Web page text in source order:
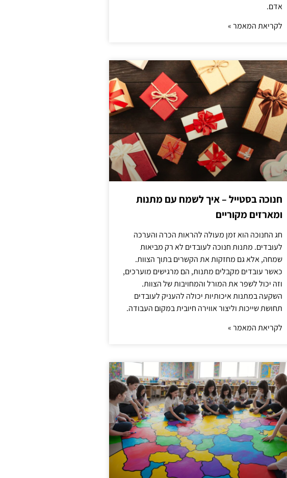
אדם.
לקריאת המאמר »
חנוכה בסטייל – איך לשמח עם מתנות
ומארזים מקוריים
חג החנוכה הוא זמן מעולה להראות הכרה והערכה
לעובדים. מתנות חנוכה לעובדים לא רק מביאות
שמחה, אלא גם מחזקות את הקשרים בתוך הצוות.
כאשר עובדים מקבלים מתנות, הם מרגישים מוערכים,
וזה יכול לשפר את המורל והמחויבות של הצוות.
השקעה במתנות איכותיות יכולה להעניק לעובדים
תחושת שייכות וליצור אווירה חיובית במקום העבודה.
לקריאת המאמר »